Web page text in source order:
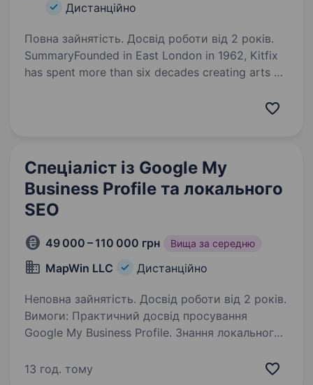
Дистанційно
Повна зайнятість. Досвід роботи від 2 років.
SummaryFounded in East London in 1962, Kitfix
has spent more than six decades creating arts &
Спеціаліст із Google My
Business Profile та локального
SEO
49 000 – 110 000 грн Вища за середню
MapWin LLC Дистанційно
Неповна зайнятість. Досвід роботи від 2 років.
Вимоги: Практичний досвід просування
Google My Business Profile. Знання локального
Maps. Досвід роботи з компаніями у сфері
13 год. тому